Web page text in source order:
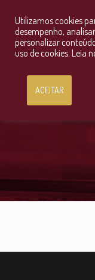
Utilizamos cookies
desempenho,
personalizar
uso de cookies. Leia
ACEITAR